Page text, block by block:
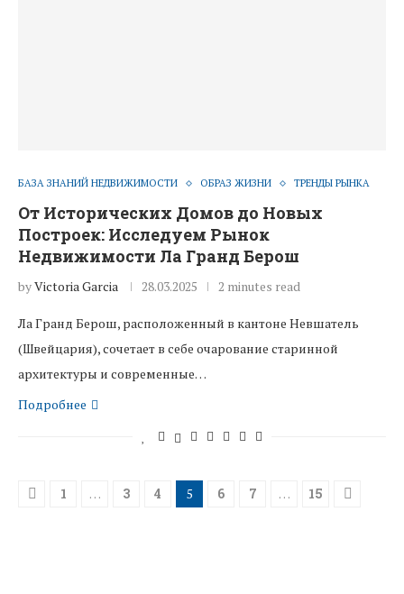
БАЗА ЗНАНИЙ НЕДВИЖИМОСТИ ОБРАЗ ЖИЗНИ ТРЕНДЫ РЫНКА
От Исторических Домов до Новых
Построек: Исследуем Рынок
Недвижимости Ла Гранд Берош
byVictoria Garcia 28.03.2025 2 minutes read
Ла Гранд Берош, расположенный в кантоне Невшатель
(Швейцария), сочетает в себе очарование старинной
архитектуры и современные…
Подробнее
1 … 3 4 5 6 7 … 15